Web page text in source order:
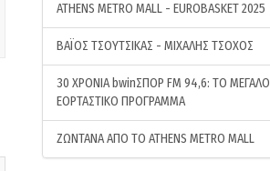
ATHENS METRO MALL - EUROBASKET 2025
ΒΑΪΟΣ ΤΣΟΥΤΣΙΚΑΣ - ΜΙΧΑΛΗΣ ΤΣΟΧΟΣ
30 ΧΡΟΝΙΑ bwinΣΠΟΡ FM 94,6: ΤΟ ΜΕΓΑΛΟ
ΕΟΡΤΑΣΤΙΚΟ ΠΡΟΓΡΑΜΜΑ
ΖΩΝΤΑΝΑ ΑΠΟ ΤΟ ATHENS METRO MALL